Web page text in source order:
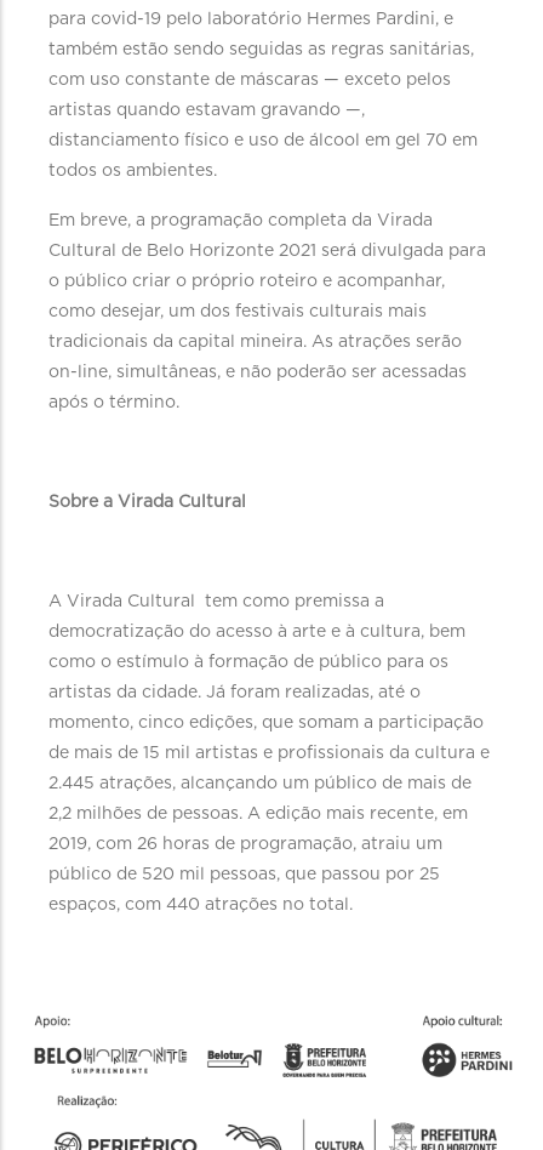
para covid-19 pelo laboratório Hermes Pardini, e
também estão sendo seguidas as regras sanitárias,
com uso constante de máscaras — exceto pelos
artistas quando estavam gravando —,
distanciamento físico e uso de álcool em gel 70 em
todos os ambientes.
Em breve, a programação completa da Virada
Cultural de Belo Horizonte 2021 será divulgada para
o público criar o próprio roteiro e acompanhar,
como desejar, um dos festivais culturais mais
tradicionais da capital mineira. As atrações serão
on-line, simultâneas, e não poderão ser acessadas
após o término.
Sobre a Virada Cultural
A Virada Cultural tem como premissa a
democratização do acesso à arte e à cultura, bem
como o estímulo à formação de público para os
artistas da cidade. Já foram realizadas, até o
momento, cinco edições, que somam a participação
de mais de 15 mil artistas e profissionais da cultura e
2.445 atrações, alcançando um público de mais de
2,2 milhões de pessoas. A edição mais recente, em
2019, com 26 horas de programação, atraiu um
público de 520 mil pessoas, que passou por 25
espaços, com 440 atrações no total.